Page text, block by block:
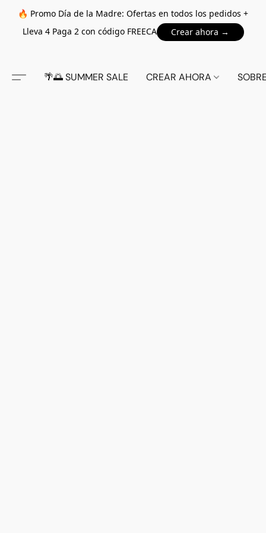
🔥 Promo Día de la Madre: Ofertas en todos los pedidos +
Lleva 4 Paga 2 con código FREECA
Crear ahora →
🌴🌅 SUMMER SALE CREAR AHORA